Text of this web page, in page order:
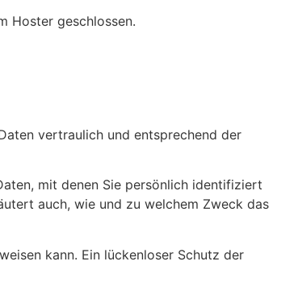
Hoster geschlossen.
vertraulich und entsprechend der
mit denen Sie persönlich identifiziert
auch, wie und zu welchem Zweck das
kann. Ein lückenloser Schutz der